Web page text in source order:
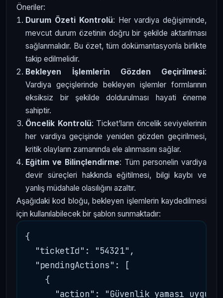
Öneriler:
Durum Özeti Kontrolü: Her vardiya değişiminde,
mevcut durum özetinin doğru bir şekilde aktarılması
sağlanmalıdır. Bu özet, tüm dokümantasyonla birlikte
takip edilmelidir.
Bekleyen İşlemlerin Gözden Geçirilmesi:
Vardiya geçişlerinde bekleyen işlemler formlarının
eksiksiz bir şekilde doldurulması hayati öneme
sahiptir.
Öncelik Kontrolü: Ticket’ların öncelik seviyelerinin
her vardiya geçişinde yeniden gözden geçirilmesi,
kritik olayların zamanında ele alınmasını sağlar.
Eğitim ve Bilinçlendirme: Tüm personelin vardiya
devir süreçleri hakkında eğitilmesi, bilgi kaybı ve
yanlış müdahale olasılığını azaltır.
Aşağıdaki kod bloğu, bekleyen işlemlerin kaydedilmesi
için kullanılabilecek bir şablon sunmaktadır:
{
  "ticketId": "54321",
  "pendingActions": [
    {
"action": "Güvenlik yaması